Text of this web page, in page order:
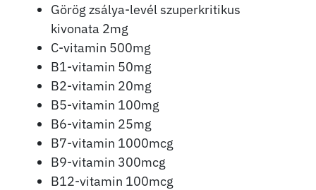
Görög zsálya-levél szuperkritikus
kivonata 2mg
C-vitamin 500mg
B1-vitamin 50mg
B2-vitamin 20mg
B5-vitamin 100mg
B6-vitamin 25mg
B7-vitamin 1000mcg
B9-vitamin 300mcg
B12-vitamin 100mcg